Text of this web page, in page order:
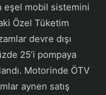
eşel mobil sistemini
Özel Tüketim
devre dışı
25’i pompaya
Motorinde ÖTV
aynen satış